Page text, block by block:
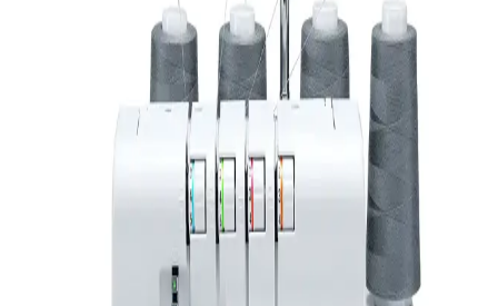
Singer Dikiş Makinesi Büzgü Ayağı: Kaliteli ve
Kullanımı Kolay Dikiş Aksesuarı
Singer markasının yüksek kaliteli büzgü ayağı, çeşitli kumaşlarda
kolay kullanım ve estetik sonuçlar sağlar, hem amatör hem de
profesyonel dikişçiler için ideal.
Singer HD6805C: Dayanıklı ve Çok Yönlü Dikiş
Makinesi Modelleri Arasında
Singer HD6805C, 170 yıllık deneyime sahip Singer markasının
dayanıklı ve çok yönlü dikiş makineleri arasında yer alıyor. Hem
başlangıç hem profesyonel kullanıcılar için uygun seçenekler